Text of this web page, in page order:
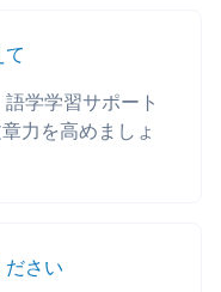
学学習サポート
力を高めましょ
さい